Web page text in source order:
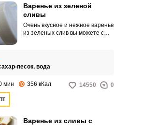
Варенье из зеленой
сливы
Очень вкусное и нежное варенье
из зеленых слив вы можете с
то сохранить их целостность у
вас не получится, поэтому
точно решили, что плоды
песок, вода
мин 356 кКал 14550 0
Варенье из сливы с